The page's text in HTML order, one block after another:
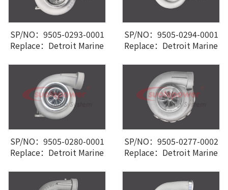
SP/NO：9505-0293-0001
Replace：Detroit Marine
SP/NO：9505-0294-0001
Replace：Detroit Marine
SP/NO：9505-0280-0001
Replace：Detroit Marine
SP/NO：9505-0277-0002
Replace：Detroit Marine